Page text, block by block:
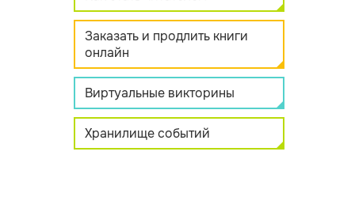
Заказать и продлить книги
онлайн
Виртуальные викторины
Хранилище событий